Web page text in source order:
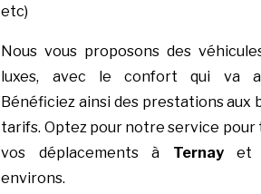
etc)
Nous vous proposons des
luxes, avec le confort qui va
Bénéficiez ainsi des prestations aux
tarifs. Optez pour notre service pour
vos déplacements à Ternayet
environs.